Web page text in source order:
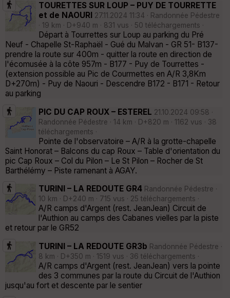
TOURETTES SUR LOUP – PUY DE TOURRETTE
et de NAOURI 27.11.2024 11:34 · Randonnée Pédestre
· 19 km · D+940 m · 831 vus · 50 téléchargements ·
Départ à Tourrettes sur Loup au parking du Pré
Neuf - Chapelle St-Raphaël - Gué du Malvan - GR 51- B137-
prendre la route sur 400m - quitter la route en direction de
l'écomusée à la côte 957m - B177 - Puy de Tourrettes -
(extension possible au Pic de Courmettes en A/R 3,8Km
D+270m) - Puy de Naouri - Descendre B172 - B171 - Retour
au parking
PIC DU CAP ROUX – ESTEREL 21.10.2024 09:58 ·
Randonnée Pédestre · 14 km · D+820 m · 1162 vus · 38
téléchargements ·
Pointe de l'observatoire – A/R à la grotte-chapelle
Saint Honorat – Balcons du cap Roux – Table d'orientation du
pic Cap Roux – Col du Pilon – Le St Pilon – Rocher de St
Barthélémy – Piste ramenant à AGAY.
TURINI – LA REDOUTE GR4 Randonnée Pédestre ·
10 km · D+240 m · 715 vus · 25 téléchargements ·
A/R camps d'Argent (rest. JeanJean) Circuit de
l'Authion au camps des Cabanes vielles par la piste
et retour par le GR52
TURINI – LA REDOUTE GR3b Randonnée Pédestre ·
8 km · D+350 m · 1519 vus · 36 téléchargements ·
A/R camps d'Argent (rest. JeanJean) vers la pointe
des 3 communes par la route du Circuit de l'Authion
jusqu'au fort et descente par le sentier